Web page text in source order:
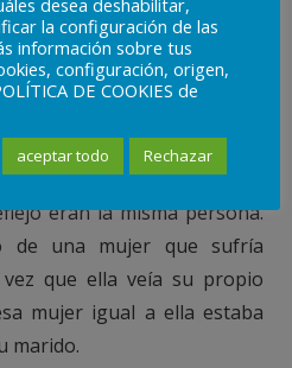
de síndrome o delirio de
de su propia identidad
espejo. Como ejemplos de
de esta afección, un
después de ver su reflejo
y se preguntó en voz alta
eran la misma persona.
de una mujer que sufría
que ella veía su propio
mujer igual a ella estaba
marido.
la configuración de las
información sobre tus
configuración, origen,
DE COOKIES de
aceptar todo Rechazar